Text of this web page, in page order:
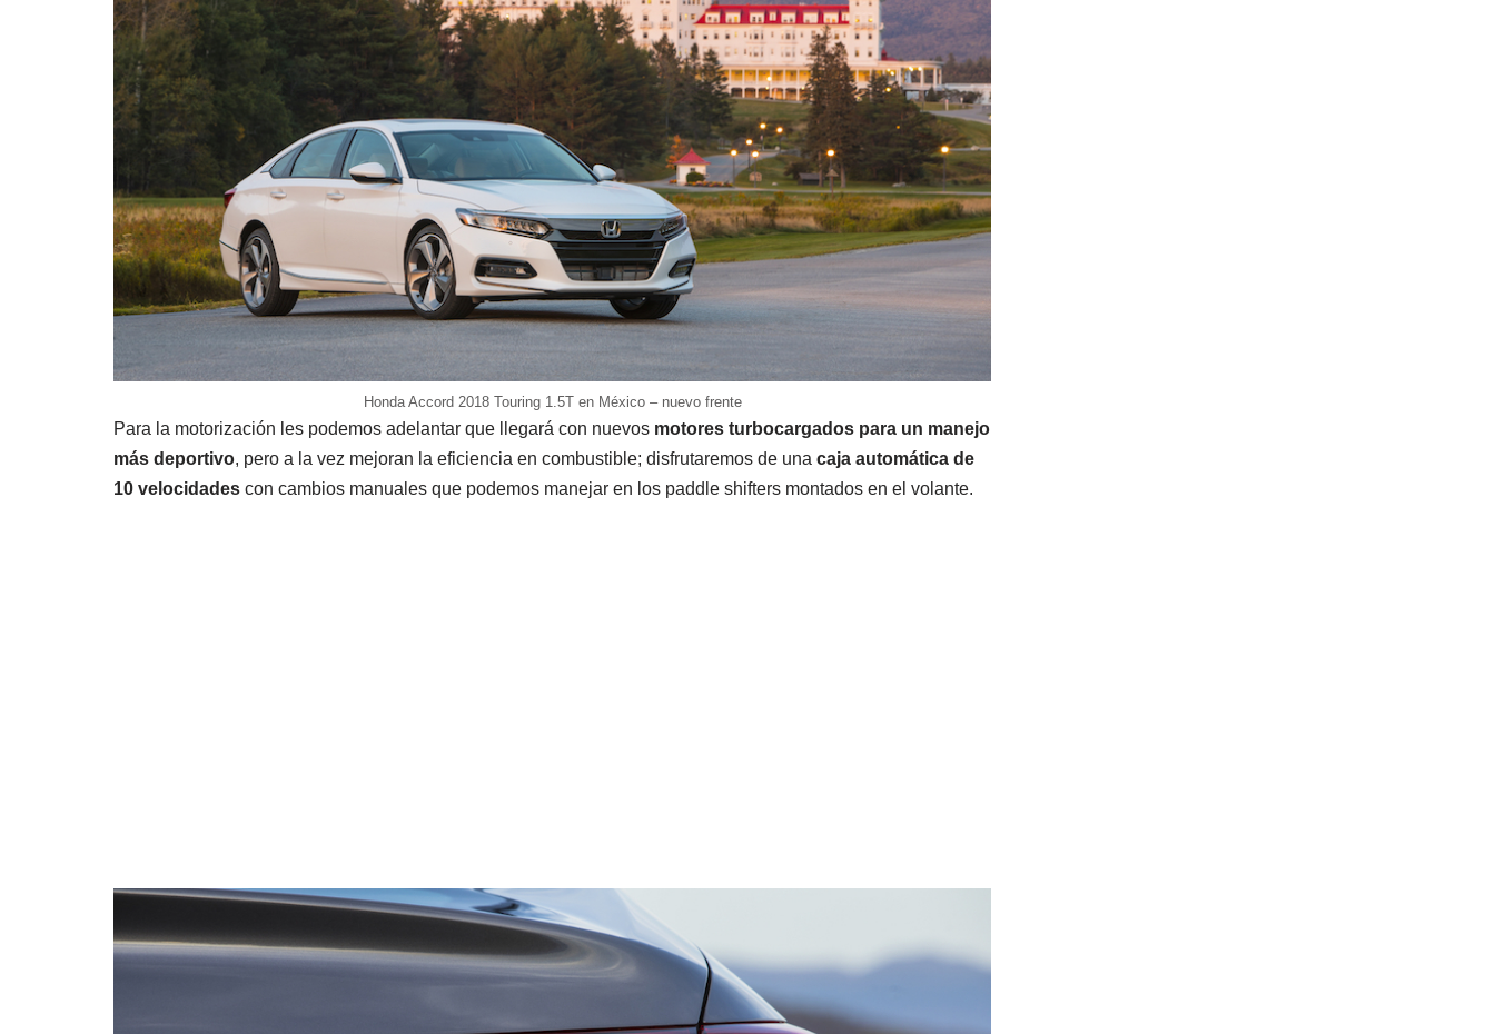
Honda Accord 2018 Touring 1.5T en México – nuevo frente
Para la motorización les podemos adelantar que llegará con nuevos motores turbocargados para un manejo
más deportivo, pero a la vez mejoran la eficiencia en combustible; disfrutaremos de una caja automática de
10 velocidades con cambios manuales que podemos manejar en los paddle shifters montados en el volante.